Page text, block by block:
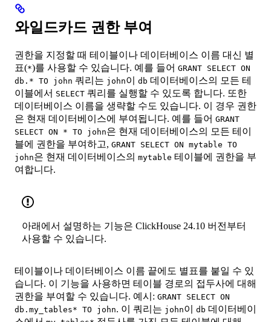
와일드카드 권한 부여
권한을 지정할 때 테이블이나 데이터베이스 이름 대신 별
표(*)를 사용할 수 있습니다. 예를 들어 GRANT SELECT ON
db.* TO john 쿼리는 john이 db 데이터베이스의 모든 테
이블에서 SELECT 쿼리를 실행할 수 있도록 합니다. 또한
데이터베이스 이름을 생략할 수도 있습니다. 이 경우 권한
은 현재 데이터베이스에 부여됩니다. 예를 들어 GRANT
SELECT ON * TO john은 현재 데이터베이스의 모든 테이
블에 권한을 부여하고, GRANT SELECT ON mytable TO
john은 현재 데이터베이스의 mytable 테이블에 권한을 부
여합니다.
아래에서 설명하는 기능은 ClickHouse 24.10 버전부터
사용할 수 있습니다.
테이블이나 데이터베이스 이름 끝에도 별표를 붙일 수 있
습니다. 이 기능을 사용하면 테이블 경로의 접두사에 대해
권한을 부여할 수 있습니다. 예시: GRANT SELECT ON
db.my_tables* TO john. 이 쿼리는 john이 db 데이터베이